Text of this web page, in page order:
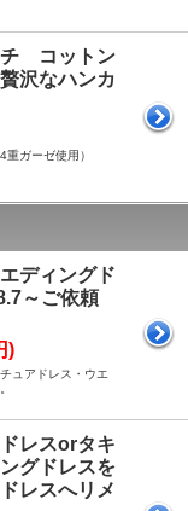
コットン
沢なハンカ
ガーゼ使用）
ディングド
～ご依頼
)
ュアドレス・ウエ
レスorタキ
グドレスを
レスへリメ